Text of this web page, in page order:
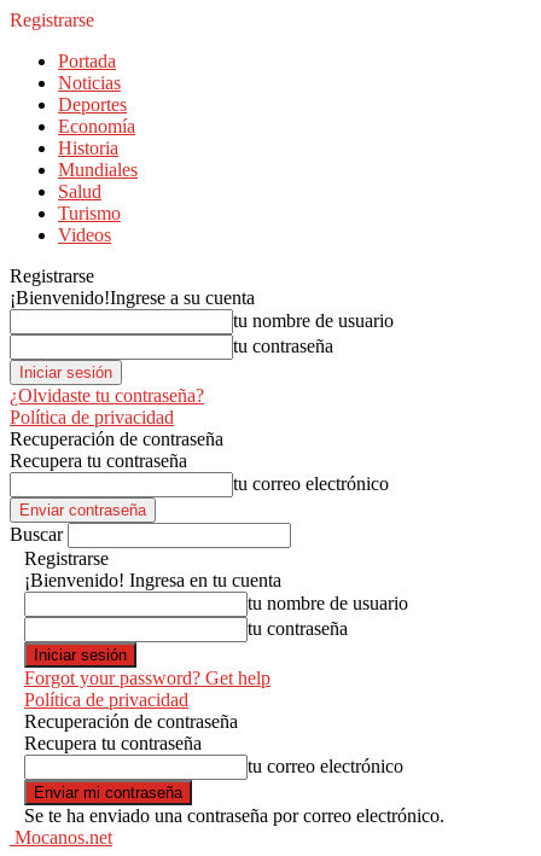
Registrarse
Portada
Noticias
Deportes
Economía
Historia
Mundiales
Salud
Turismo
Videos
Registrarse
¡Bienvenido!Ingrese a su cuenta
tu nombre de usuario
tu contraseña
¿Olvidaste tu contraseña?
Política de privacidad
Recuperación de contraseña
Recupera tu contraseña
tu correo electrónico
Buscar
Registrarse
¡Bienvenido! Ingresa en tu cuenta
tu nombre de usuario
tu contraseña
Forgot your password? Get help
Política de privacidad
Recuperación de contraseña
Recupera tu contraseña
tu correo electrónico
Se te ha enviado una contraseña por correo electrónico.
Mocanos.net